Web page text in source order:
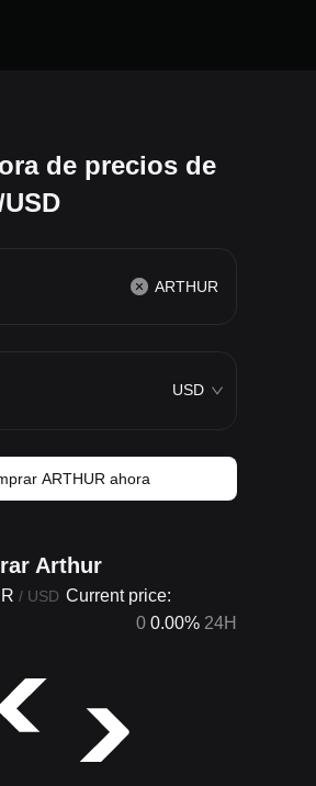
de precios de
ARTHUR
USD
ARTHUR ahora
Arthur
/ USD Current price:
0 0.00% 24H